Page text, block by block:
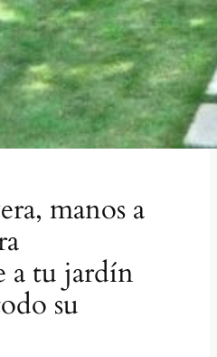
manos a
a tu jardín
su